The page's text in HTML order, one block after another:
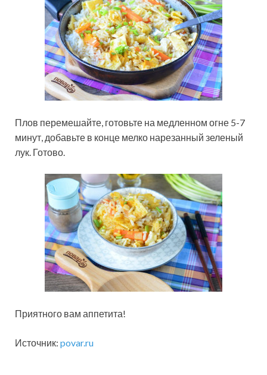
Плов перемешайте, готовьте на медленном огне 5-7
минут, добавьте в конце мелко нарезанный зеленый
лук. Готово.
Приятного вам аппетита!
Источник: povar.ru